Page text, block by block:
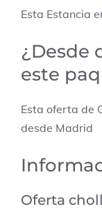
Esta Estancia
¿Desde
este
Esta oferta de
desde Madrid
Oferta